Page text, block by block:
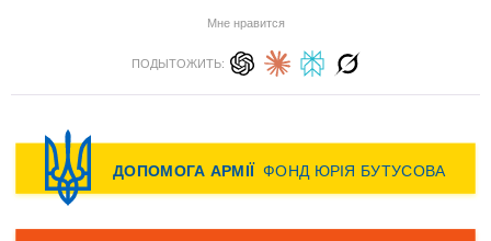
Мне нравится
ПОДЫТОЖИТЬ: